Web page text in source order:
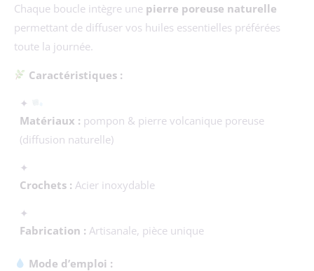
Chaque boucle intègre une pierre poreuse naturelle
permettant de diffuser vos huiles essentielles préférées
toute la journée.
Caractéristiques :
✦
Matériaux : pompon & pierre volcanique poreuse
(diffusion naturelle)
✦
Crochets : Acier inoxydable
✦
Fabrication : Artisanale, pièce unique
Mode d’emploi :